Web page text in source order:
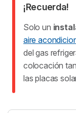
¡Recuerda!
Solo un
aire
del gas
colocación
las placas